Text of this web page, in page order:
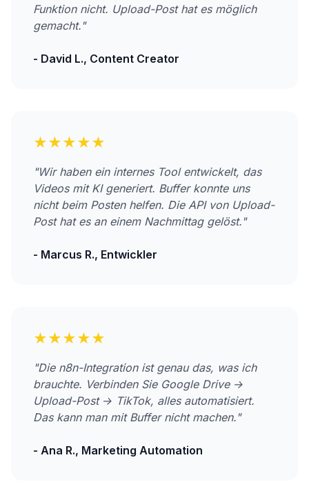
Funktion nicht. Upload-Post hat es möglich
gemacht."
- David L., Content Creator
★★★★★
"Wir haben ein internes Tool entwickelt, das
Videos mit KI generiert. Buffer konnte uns
nicht beim Posten helfen. Die API von Upload-
Post hat es an einem Nachmittag gelöst."
- Marcus R., Entwickler
★★★★★
"Die n8n-Integration ist genau das, was ich
brauchte. Verbinden Sie Google Drive →
Upload-Post → TikTok, alles automatisiert.
Das kann man mit Buffer nicht machen."
- Ana R., Marketing Automation